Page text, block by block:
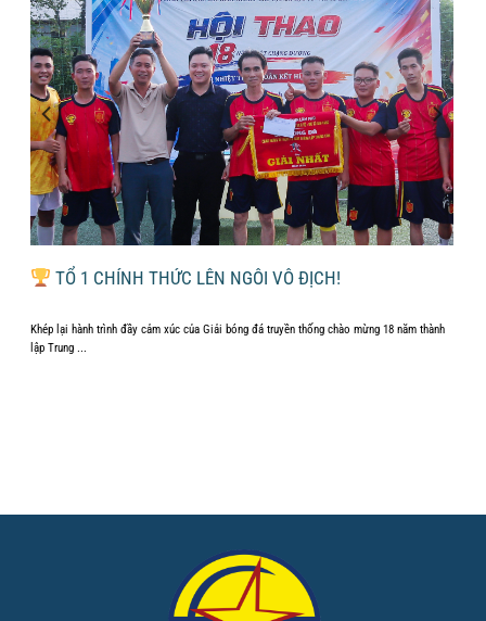
TỔ 1 CHÍNH THỨC LÊN NGÔI VÔ ĐỊCH!
Khép lại hành trình đầy cảm xúc của Giải bóng đá truyền thống chào mừng 18 năm thành
lập Trung ...